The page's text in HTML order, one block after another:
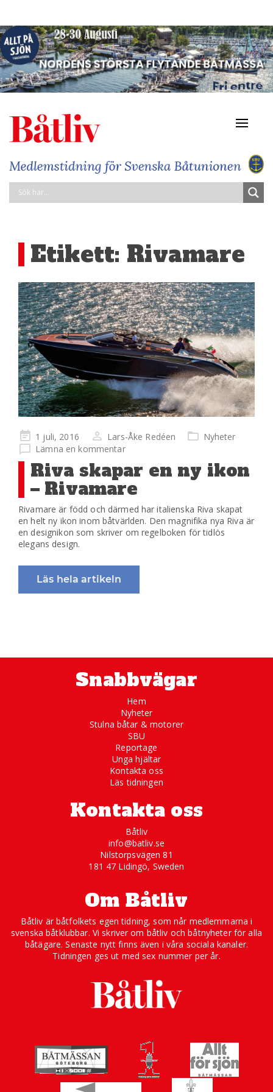
Etikett: Rivamare
Publicerad
på
1 juli, 2016 Lars-Åke Redéen
Nyheter
Lämna en kommentar
Riva skapar en ny ikon
– Rivamare
Rivamare är född och därmed har italienska Riva skapat
en helt ny ikon inom båtvärlden. Den magnifika nya Riva är
en designikon som skriver om regelboken för tidlös
elegans design.
Läs hela artikeln
Snabbvägar
Hem
Nyheter
Stulna båtar & motorer
SBU
Reportage
Unga hjältar
Kontakta oss
Läs tidningen
Kontakta oss
Båtliv
info@batliv.se
Nilstorpsvägen 81
181 47 Lidingö, Sweden
Om Båtliv
Båtliv är båtfolkets egen tidning, som når medlemmarna i
svenska båtklubbar. Vi skriver om båtliv och båtnyheter för alla
båtägare. Senaste nytt finns även i våra sociala kanaler.
Tidningen ges ut med sex nummer per år.